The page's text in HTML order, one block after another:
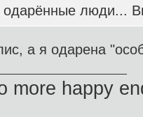
одарённые люди...
а я одарена
more happy